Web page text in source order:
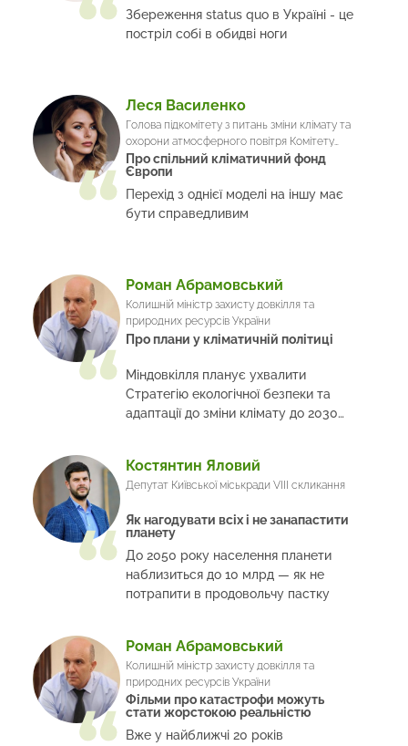
Збереження status quo в Україні - це
постріл собі в обидві ноги
Леся Василенко
Голова підкомітету з питань зміни клімату та
охорони атмосферного повітря Комітету
Верховної Ради з питань екологічної політики
та природокористування
Про спільний кліматичний фонд
Європи
Перехід з однієї моделі на іншу має
бути справедливим
Роман Абрамовський
Колишній міністр захисту довкілля та
природних ресурсів України
Про плани у кліматичній політиці
Міндовкілля планує ухвалити
Стратегію екологічної безпеки та
адаптації до зміни клімату до 2030
Костянтин Яловий
Депутат Київської міськради VIII скликання
Як нагодувати всіх і не занапастити
планету
До 2050 року населення планети
наблизиться до 10 млрд — як не
потрапити в продовольчу пастку
Роман Абрамовський
Колишній міністр захисту довкілля та
природних ресурсів України
Фільми про катастрофи можуть
стати жорстокою реальністю
Вже у найближчі 20 років